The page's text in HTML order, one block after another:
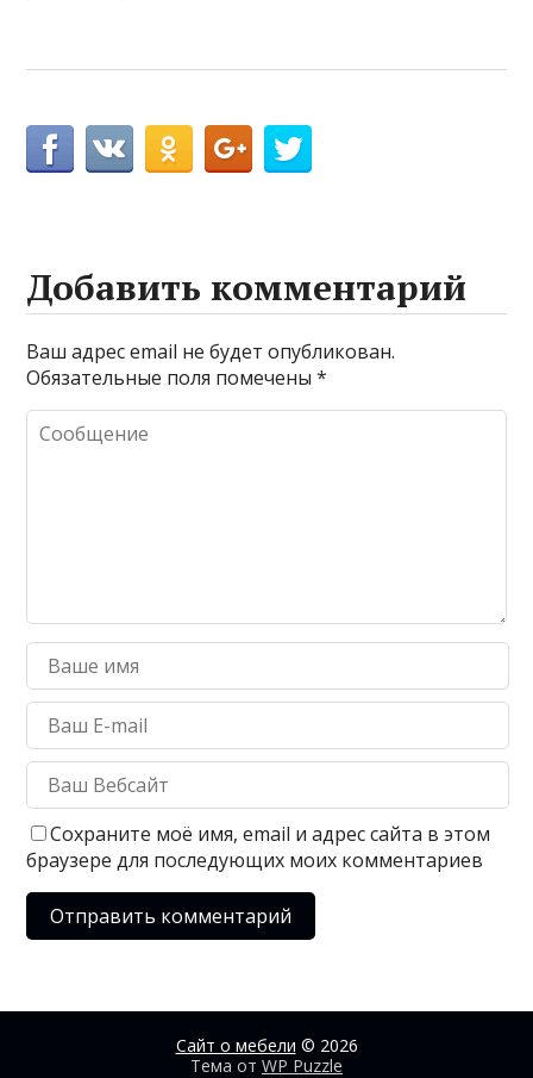
Добавить комментарий
Ваш адрес email не будет опубликован.
Обязательные поля помечены*
Сохраните моё имя, email и адрес сайта в этом
браузере для последующих моих комментариев
Сайт о мебели © 2026
Тема от WP Puzzle